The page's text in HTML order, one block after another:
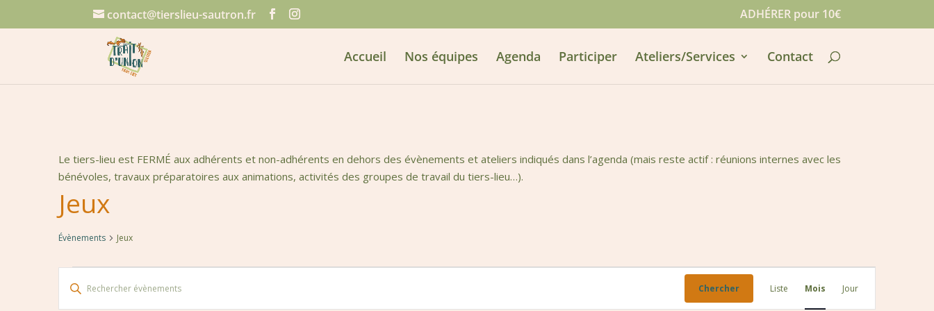
contact@tierslieu-sautron.fr ADHÉRER pour 10€
Accueil Nos équipes Agenda Participer Ateliers/Services Contact
Le tiers-lieu est FERMÉ aux adhérents et non-adhérents en dehors des évènements et ateliers indiqués dans l’agenda (mais reste actif : réunions internes avec les
bénévoles, travaux préparatoires aux animations, activités des groupes de travail du tiers-lieu…).
Jeux
Évènements Jeux
Évènements
Recherche
et
Saisir
Chercher
Navigation
de
Liste Mois Jour